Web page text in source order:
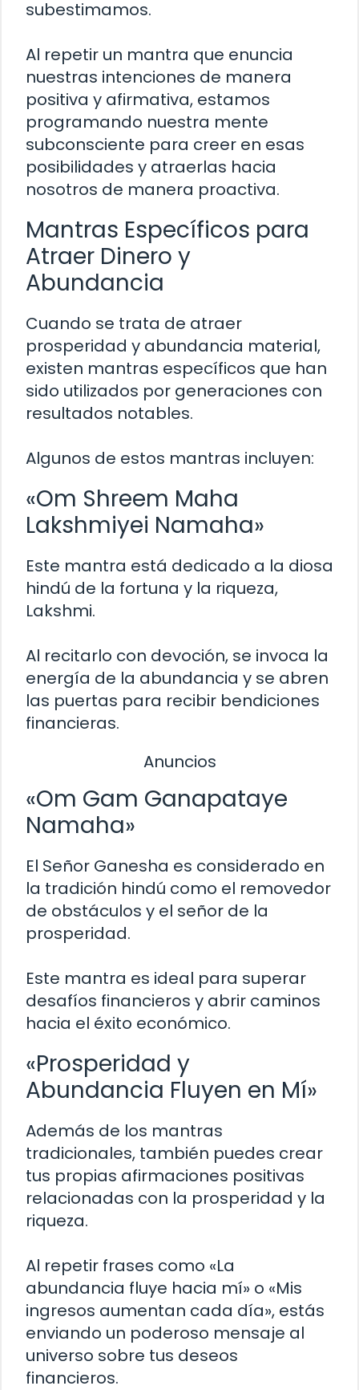
subestimamos.
Al repetir un mantra que enuncia
nuestras intenciones de manera
positiva y afirmativa, estamos
programando nuestra mente
subconsciente para creer en esas
posibilidades y atraerlas hacia
nosotros de manera proactiva.
Mantras Específicos para
Atraer Dinero y
Abundancia
Cuando se trata de atraer
prosperidad y abundancia material,
existen mantras específicos que han
sido utilizados por generaciones con
resultados notables.
Algunos de estos mantras incluyen:
«Om Shreem Maha
Lakshmiyei Namaha»
Este mantra está dedicado a la diosa
hindú de la fortuna y la riqueza,
Lakshmi.
Al recitarlo con devoción, se invoca la
energía de la abundancia y se abren
las puertas para recibir bendiciones
financieras.
Anuncios
«Om Gam Ganapataye
Namaha»
El Señor Ganesha es considerado en
la tradición hindú como el removedor
de obstáculos y el señor de la
prosperidad.
Este mantra es ideal para superar
desafíos financieros y abrir caminos
hacia el éxito económico.
«Prosperidad y
Abundancia Fluyen en Mí»
Además de los mantras
tradicionales, también puedes crear
tus propias afirmaciones positivas
relacionadas con la prosperidad y la
riqueza.
Al repetir frases como «La
abundancia fluye hacia mí» o «Mis
ingresos aumentan cada día», estás
enviando un poderoso mensaje al
universo sobre tus deseos
financieros.